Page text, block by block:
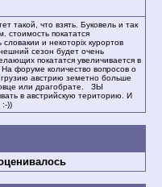
такой, что взять. Буковель и так
стоимость покататся
и некоторіх курортов
сезон будет очень
покататся увеличивается в
форуме количество вопросов о
австрию земетно больше
или драгобрате. ЗЫ
в австрийскую територию. И
:-))